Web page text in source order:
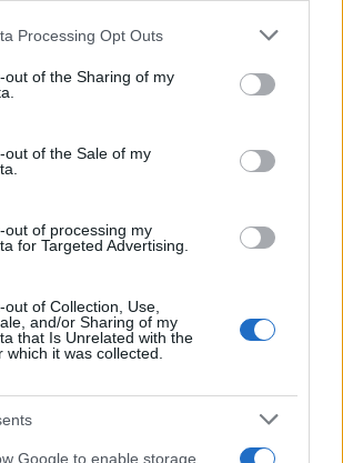
website/app uses one or more Google
visit or usage behaviour. You may click to
to Google and its third-party tags to
below specified purposes in below Google
Processing Opt Outs
out of the Sharing of my
out of the Sale of my
out of processing my
for Targeted Advertising.
of Collection, Use,
and/or Sharing of my
that Is Unrelated with the
which it was collected.
Google to enable storage
50 /50
2000 /2000
προστατεύεται από reCAPTCHA, ισχύουν
Κόσμος
ΛΩΡΙΔΑ ΤΗΣ ΓΑΖΑΣ ΧΑΜΑΣ
Νewsit.gr στο Google News